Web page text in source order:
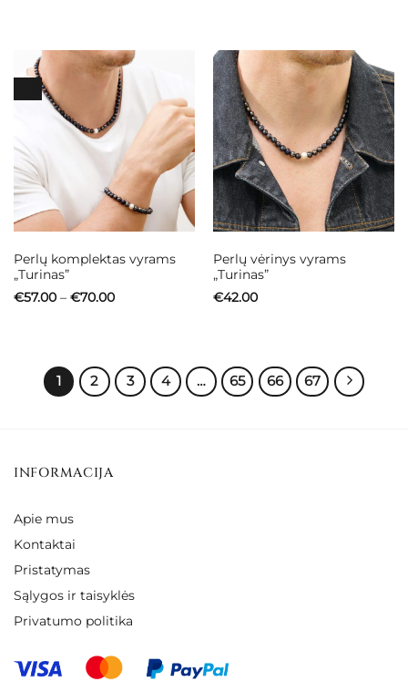
Perlų komplektas vyrams
„Turinas”
€57.00 – €70.00Price
Perlų vėrinys vyrams
„Turinas”
€42.00
1 2 3 4 … 65 66 67
INFORMACIJA
Apie mus
Kontaktai
Pristatymas
Sąlygos ir taisyklės
Privatumo politika